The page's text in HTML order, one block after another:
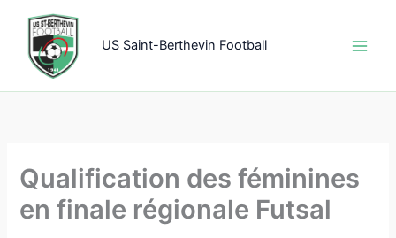
contenu
US Saint-Berthevin Football
Qualification des féminines
en finale régionale Futsal